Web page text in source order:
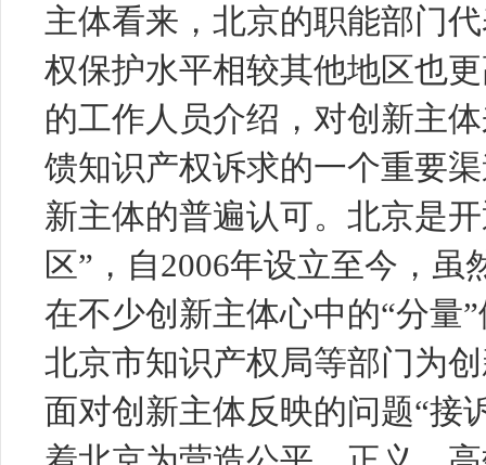
主体看来，北京的职能部门
权保护水平相较其他地区也
的工作人员介绍，对创新主
馈知识产权诉求的一个重要
新主体的普遍认可。北京是
区”，自2006年设立至今，
在不少创新主体心中的“分量
北京市知识产权局等部门为
面对创新主体反映的问题“接